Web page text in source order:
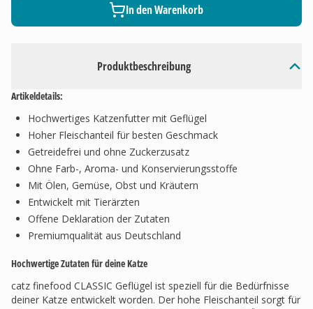
Produktbeschreibung
Artikeldetails:
Hochwertiges Katzenfutter mit Geflügel
Hoher Fleischanteil für besten Geschmack
Getreidefrei und ohne Zuckerzusatz
Ohne Farb-, Aroma- und Konservierungsstoffe
Mit Ölen, Gemüse, Obst und Kräutern
Entwickelt mit Tierärzten
Offene Deklaration der Zutaten
Premiumqualität aus Deutschland
Hochwertige Zutaten für deine Katze
catz finefood CLASSIC Geflügel ist speziell für die Bedürfnisse
deiner Katze entwickelt worden. Der hohe Fleischanteil sorgt für
In den Warenkorb